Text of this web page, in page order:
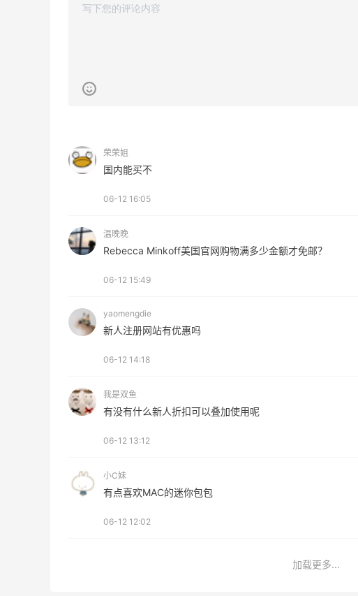
荣荣姐
国内能买不
06-12 16:05
温晚晚
Rebecca Minkoff美国官网购物满多少金额才免邮？
06-12 15:49
yaomengdie
新人注册网站有优惠吗
06-12 14:18
我是双鱼
有没有什么新人折扣可以叠加使用呢
06-12 13:12
小C妹
有点喜欢MAC的迷你包包
06-12 12:02
加载更多...
Space NK UK：美妆护肤大促！入Lisa
最高2%返利
最高2%返利
5146人获得返利
Matte Collection
510人获得返利
京东买水卫士顽渍净～娃的**衣服试试看